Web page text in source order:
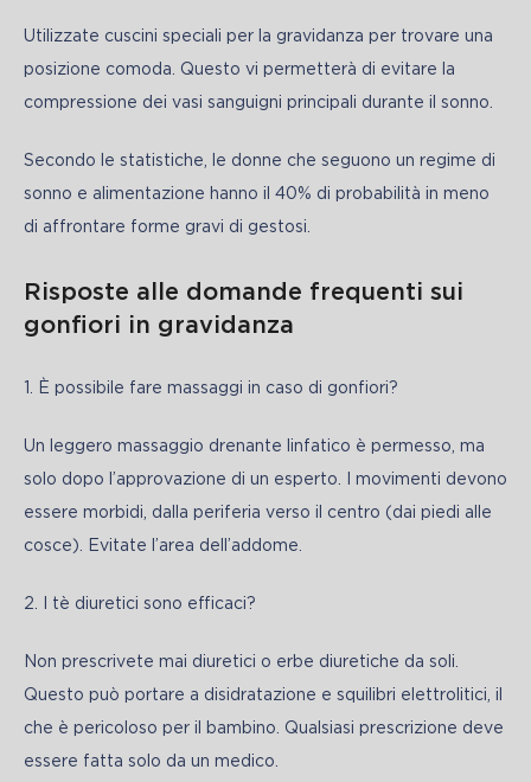
Utilizzate cuscini speciali per la gravidanza per trovare una
posizione comoda. Questo vi permetterà di evitare la
compressione dei vasi sanguigni principali durante il sonno.
Secondo le statistiche, le donne che seguono un regime di
sonno e alimentazione hanno il 40% di probabilità in meno
di affrontare forme gravi di gestosi.
Risposte alle domande frequenti sui
gonfiori in gravidanza
1. È possibile fare massaggi in caso di gonfiori?
Un leggero massaggio drenante linfatico è permesso, ma
solo dopo l’approvazione di un esperto. I movimenti devono
essere morbidi, dalla periferia verso il centro (dai piedi alle
cosce). Evitate l’area dell’addome.
2. I tè diuretici sono efficaci?
Non prescrivete mai diuretici o erbe diuretiche da soli.
Questo può portare a disidratazione e squilibri elettrolitici, il
che è pericoloso per il bambino. Qualsiasi prescrizione deve
essere fatta solo da un medico.